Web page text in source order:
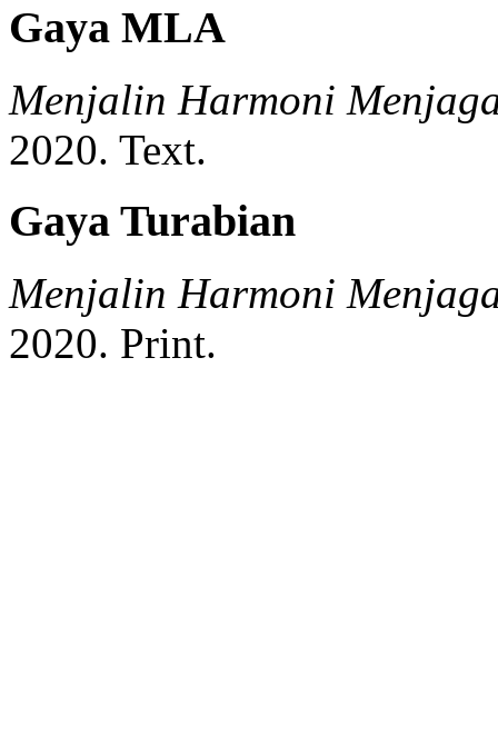
Gaya MLA
Menjalin Harmoni
2020. Text.
Gaya Turabian
Menjalin Harmoni
2020. Print.